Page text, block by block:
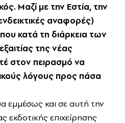
Μαζί με την Εστία, την
αναφορές)
κατά τη διάρκεια των
της νέας
στον πειρασμό να
λόγους προς πάσα
εμμέσως και σε αυτή την
επιχείρησης